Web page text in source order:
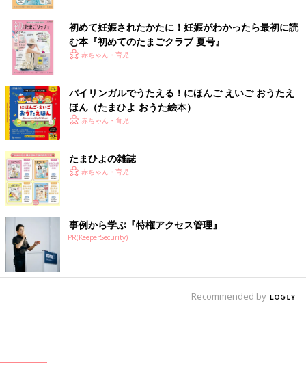
肩甲骨を寄せるように意識しながら、ひじを曲げた状態で腕を下
ろしていきます。１，２、３を、気持ちのいいペースで、数回行
いましょう。
３．腰痛解消ストレッチ
続いて、腰が痛いときに効果的なストレッチを紹介します。
１）床に正座し、前に腕をつく
初めて妊娠されたかたに！妊娠がわかったら最初に読
む本『初めてのたまごクラブ 夏号』
赤ちゃん・育児
バイリンガルでうたえる！にほんご えいご おうたえ
ほん（たまひよ おうた絵本）
赤ちゃん・育児
たまひよの雑誌
赤ちゃん・育児
事例から学ぶ『特権アクセス管理』
PR(KeeperSecurity)
Recommended by